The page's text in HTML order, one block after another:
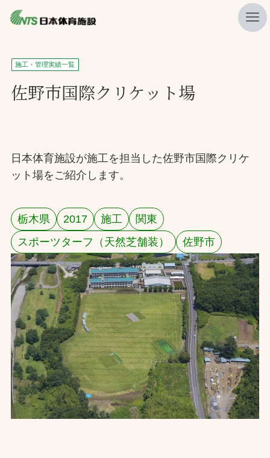
私たちの強み
ニュース
製品・サービス一覧
施工・管理実績一覧
採用情報
検索
お問合せ
お取引先の皆様へ
プライバシーポリシー
ソーシャルメディアポリシー
施工・管理実績一覧
佐野市国際クリケット場
日本体育施設が施工を担当した佐野市国際クリケ
ット場をご紹介します。
栃木県 2017 施工
関東
スポーツターフ（天然芝舗装）
佐野市